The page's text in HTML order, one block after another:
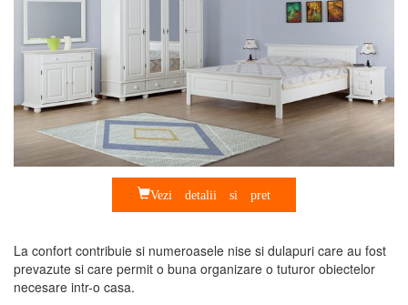
Vezi detalii si pret
La confort contribuie si numeroasele nise si dulapuri care au fost
prevazute si care permit o buna organizare o tuturor obiectelor
necesare intr-o casa.